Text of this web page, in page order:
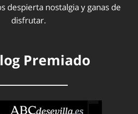
despierta nostalgia y ganas de
disfrutar.
Premiado